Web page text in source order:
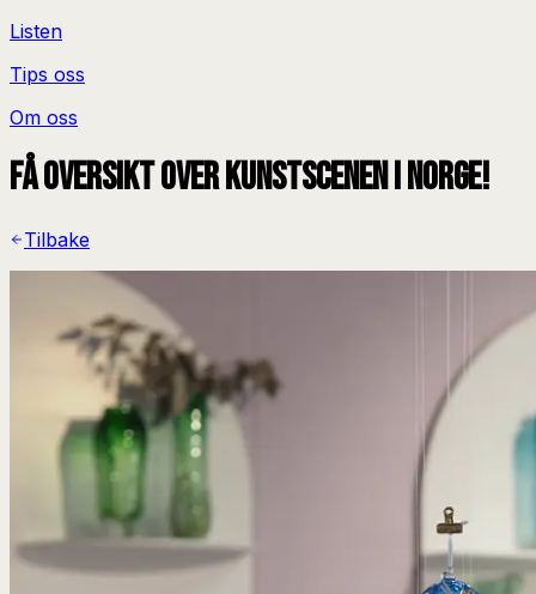
Listen
Tips oss
Om oss
Få oversikt over kunstscenen i Norge!
Tilbake